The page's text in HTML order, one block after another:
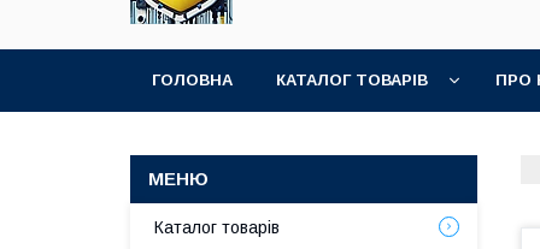
ГОЛОВНА КАТАЛОГ ТОВАРІВ ПРО
Каталог товарів